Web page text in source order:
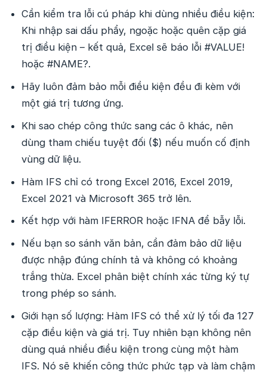
Cần kiểm tra lỗi cú pháp khi dùng nhiều điều kiện:
Khi nhập sai dấu phẩy, ngoặc hoặc quên cặp giá
trị điều kiện – kết quả, Excel sẽ báo lỗi #VALUE!
hoặc #NAME?.
Hãy luôn đảm bảo mỗi điều kiện đều đi kèm với
một giá trị tương ứng.
Khi sao chép công thức sang các ô khác, nên
dùng tham chiếu tuyệt đối ($) nếu muốn cố định
vùng dữ liệu.
Hàm IFS chỉ có trong Excel 2016, Excel 2019,
Excel 2021 và Microsoft 365 trở lên.
Kết hợp với hàm IFERROR hoặc IFNA để bẫy lỗi.
Nếu bạn so sánh văn bản, cần đảm bảo dữ liệu
được nhập đúng chính tả và không có khoảng
trắng thừa. Excel phân biệt chính xác từng ký tự
trong phép so sánh.
Giới hạn số lượng: Hàm IFS có thể xử lý tối đa 127
cặp điều kiện và giá trị. Tuy nhiên bạn không nên
dùng quá nhiều điều kiện trong cùng một hàm
IFS. Nó sẽ khiến công thức phức tạp và làm chậm